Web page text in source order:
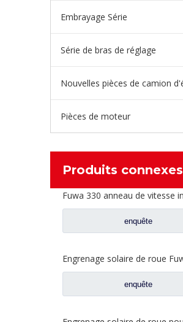
Embrayage Série
Série de bras de réglage
Pièces de moteur
Produits connexes
enquête
enquête